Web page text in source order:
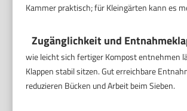
Kammer praktisch; für Kleingärten kann es
Zugänglichkeit und
wie leicht sich fertiger Kompost entnehmen
Klappen stabil sitzen. Gut erreichbare
reduzieren Bücken und Arbeit beim Sieben.